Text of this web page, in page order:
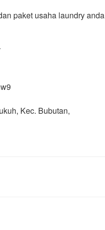
paket usaha laundry anda
Kec. Bubutan,